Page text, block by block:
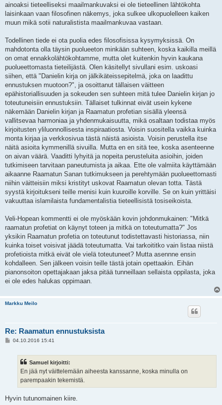
ainoaksi tieteelliseksi maailmankuvaksi ei ole tieteellinen lähtökohta
laisinkaan vaan filosofinen näkemys, joka sulkee ulkopuolelleen kaiken
muun mikä sotii naturalistista maailmankuvaa vastaan.
Todellinen tiede ei ota puolia edes filosofisissa kysymyksissä. On
mahdotonta olla täysin puolueeton minkään suhteen, koska kaikilla meillä
on omat ennakkolähtökohtamme, mutta olet kuitenkin hyvin kaukana
puolueettomasta tieteilijästä. Olen käsitellyt sivullani esim. uskoasi
siihen, että "Danielin kirja on jälkikäteissepitelmä, joka on laadittu
ennustuksen muotoon?", ja osoittanut tällaisen väitteen
epähistoriallisuuden ja sokeuden sen suhteen mitä tulee Danielin kirjan jo
toteutuneisiin ennustuksiin. Tällaiset tulkinnat eivät usein kykene
näkemään Danielin kirjan ja Raamatun profetian sisällä yleensä
vallitsevaa harmoniaa ja yhdenmukaisuutta, mikä osaltaan todistaa myös
kirjoitusten yliluonnollisesta inspiraatiosta. Voisin suositella vaikka kuinka
monta kirjaa ja verkkosivua tästä näistä asioista. Voisin perustella itse
näitä asioita kymmenillä sivuilla. Mutta en en sitä tee, koska asenteenne
on aivan väärä. Vaaditti lyhyitä ja nopeita perusteluita asioihin, joiden
tutkimiseen tarvitaan paneutumista ja aikaa. Ette ole valmiita käyttämään
aikaanne Raamatun Sanan tutkimukseen ja perehtymään puolueettomasti
niihin väitteisiin miksi kristityt uskovat Raamatun olevan totta. Tästä
syystä kirjoitukseni teille menisi kuin kuuroille korville. Se on kuin yrittäisi
vakuuttaa islamilaista fundamentalistia tieteellisistä tosiseikoista.
Veli-Hopean kommentti ei ole myöskään kovin johdonmukainen: "Mitkä
raamatun profetiat on käynyt toteen ja mitkä on toteutumatta?" Jos
yksikin Raamatun profetia on toteutunut todistettavasti historiassa, niin
kuinka toiset voisivat jäädä toteutumatta. Vai tarkoititko vain listaa niistä
profetioista mitkä eivät ole vielä toteutuneet? Mutta asennne ensin
kohdalleen. Sen jälkeen voisin teille tästä jotain opettaakin. Eihän
pianonsoiton opettajakaan jaksa pitää tunneillaan sellaista oppilasta, joka
ei ole edes halukas oppimaan.
Markku Meilo
Re: Raamatun ennustuksista
V04.10.2016 15:41
Samuel kirjoitti:
En jää nyt väittelemään aiheesta kanssanne, koska minulla on
parempaakin tekemistä.
Hyvin tutunomainen kiire.